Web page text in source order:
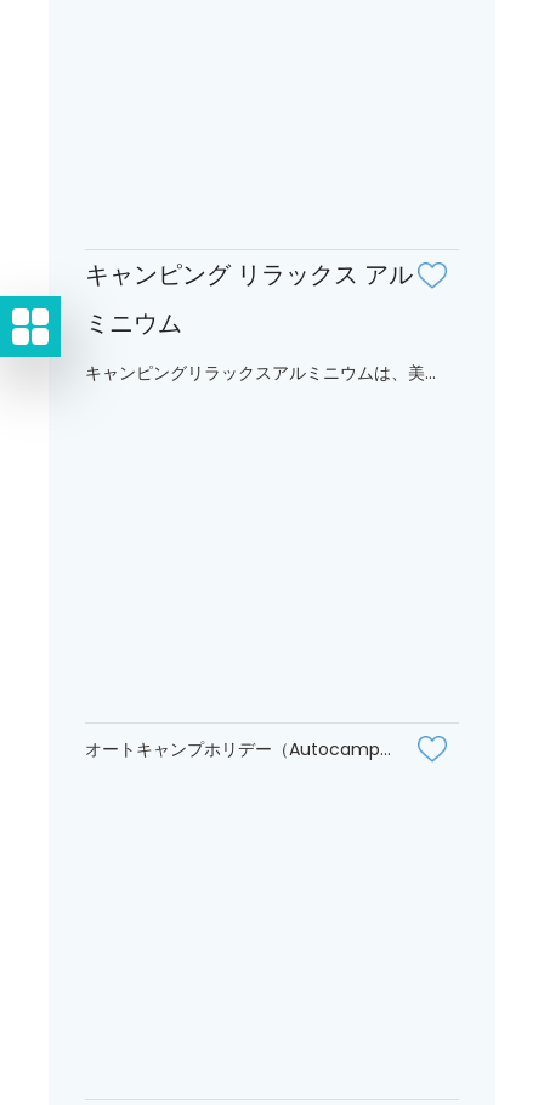
キャンピング リラックス アル
ミニウム
キャンピングリラックスアルミニウムは、美...
オートキャンプホリデー（Autocamp...